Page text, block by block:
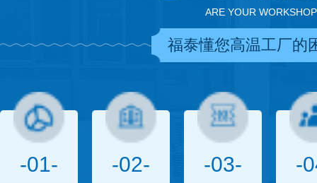
ARE YOUR
福泰懂您高温工厂的
-01- -02- -03- -